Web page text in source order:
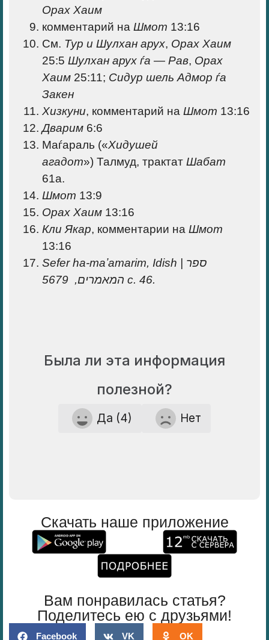
Орах Хаим
комментарий на Шмот 13:16
См. Тур и Шулхан арух, Орах Хаим
25:5 Шулхан арух ѓа — Рав, Орах
Хаим 25:11; Сидур шель Адмор ѓа
Закен
Хизкуни, комментарий на Шмот 13:16
Дварим 6:6
Маѓараль («Хидушей
агадот») Талмуд, трактат Шабат
61а.
Шмот 13:9
Орах Хаим 13:16
Кли Якар, комментарии на Шмот
13:16
Sefer ha-maʼamarim, Idish |
המאמרים, 5679 с. 46.
Была ли эта информация
полезной?
Да (4) Нет
Скачать наше приложение
Вам понравилась статья?
Поделитесь ею с друзьями!
Facebook VK OK